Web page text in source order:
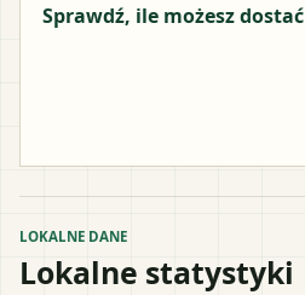
Sprawdź, ile możesz dostać
LOKALNE DANE
Lokalne statystyki